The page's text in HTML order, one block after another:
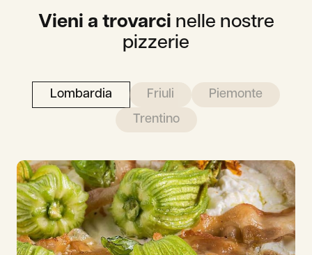
Vieni a trovarci nelle nostre
pizzerie
Lombardia Friuli
Piemonte
Trentino